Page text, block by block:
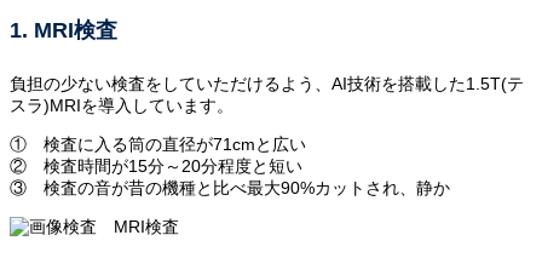
1. MRI検査
負担の少ない検査をしていただけるよう、AI技術を搭載した1.5T(テ
スラ)MRIを導入しています。
① 検査に入る筒の直径が71cmと広い
② 検査時間が15分～20分程度と短い
③ 検査の音が昔の機種と比べ最大90%カットされ、静か